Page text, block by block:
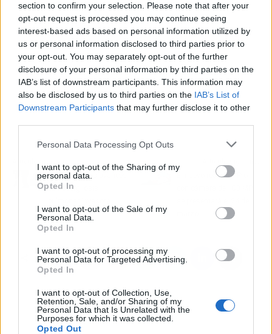
section to confirm your selection. Please note that after your
opt-out request is processed you may continue seeing
interest-based ads based on personal information utilized by
us or personal information disclosed to third parties prior to
your opt-out. You may separately opt-out of the further
disclosure of your personal information by third parties on the
IAB’s list of downstream participants. This information may
also be disclosed by us to third parties on the IAB’s List of
Downstream Participants that may further disclose it to other
Personal Data Processing Opt Outs
I want to opt-out of the Sharing of my
personal data.
Opted In
I want to opt-out of the Sale of my
Personal Data.
Opted In
I want to opt-out of processing my
Personal Data for Targeted Advertising.
Opted In
I want to opt-out of Collection, Use,
Retention, Sale, and/or Sharing of my
Personal Data that Is Unrelated with the
Purposes for which it was collected.
Opted Out
Logran nuevos avances
en aspergilosis
El nuevo realme 8 Pro